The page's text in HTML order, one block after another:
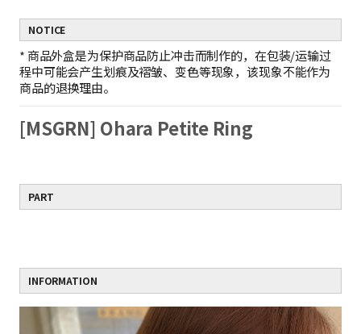
（ZeroX商品免邮。）
2 只购买ZeroX商品时，产生最低运费
如果只购买ZeroX商品，运费按最轻商品的重量计算。
示例：1件ZeroX商品的运费 = 10件ZeroX商品的运费
3 购满399元ZeroX商品，免邮！
如果订单中仅包含价值399元及以上的ZeroX商品，则全单免邮！
NOTICE
* 商品外盒是为保护商品防止冲击而制作的，在包装/运输过
程中可能会产生划痕及褶皱、变色等现象，该现象不能作为
商品的退换理由。
[MSGRN] Ohara Petite Ring
PART
INFORMATION